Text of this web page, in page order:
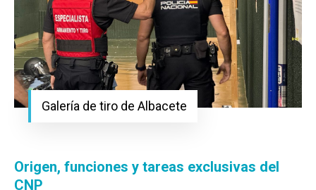
Galería de tiro de Albacete
Origen, funciones y tareas exclusivas del
CNP